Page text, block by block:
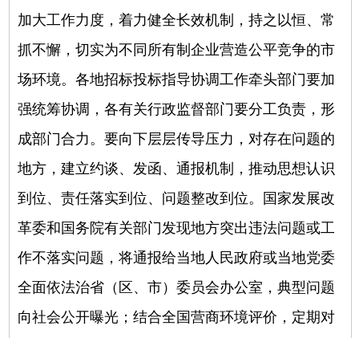
加大工作力度，着力健全长效机制，持之以恒、常
抓不懈，切实为不同所有制企业营造公平竞争的市
场环境。各地招标投标指导协调工作牵头部门要加
强统筹协调，各有关行政监督部门要分工负责，形
成部门合力。要向下层层传导压力，对存在问题的
地方，建立约谈、发函、通报机制，推动思想认识
到位、责任落实到位、问题整改到位。国家发展改
革委和国务院有关部门发现地方突出违法问题或工
作不落实问题，将通报给当地人民政府或当地党委
全面依法治省（区、市）委员会办公室，典型问题
向社会公开曝光；结合全国营商环境评价，定期对